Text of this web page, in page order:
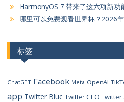
HarmonyOS 7 带来了这六项新功
哪里可以免费观看世界杯？2026
标签
ChatGPT Facebook Meta OpenAI
app Twitter Blue Twitter CEO Twitter